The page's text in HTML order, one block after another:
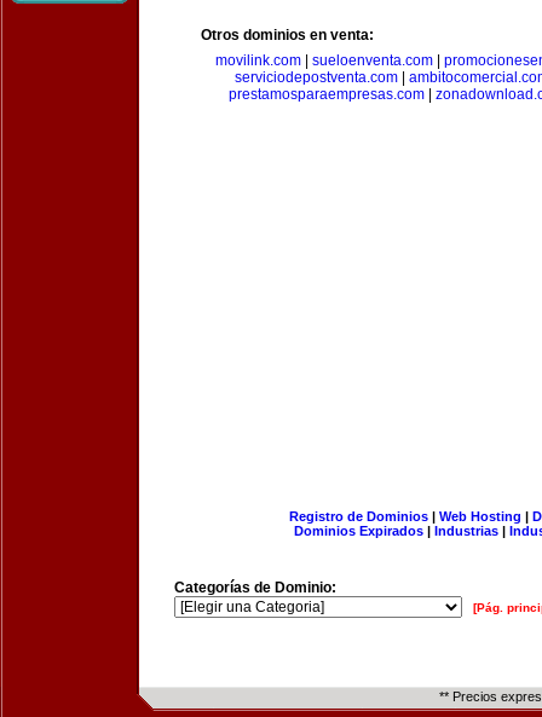
Otros dominios en venta:
movilink.com
sueloenventa.com
serviciodepostventa.com
prestamosparaempresas.com
Registro de Dominios| Web Hosting |
Dominios Expirados | Industrias |
Categorías de Dominio:
[Pág.
** Precios